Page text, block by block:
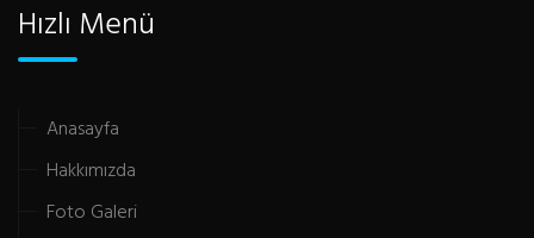
Hızlı Menü
Anasayfa
Hakkımızda
Foto Galeri